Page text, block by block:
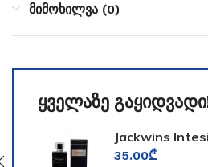
მიმოხილვა (0)
ყველაზე
Jackwins
35.00₾